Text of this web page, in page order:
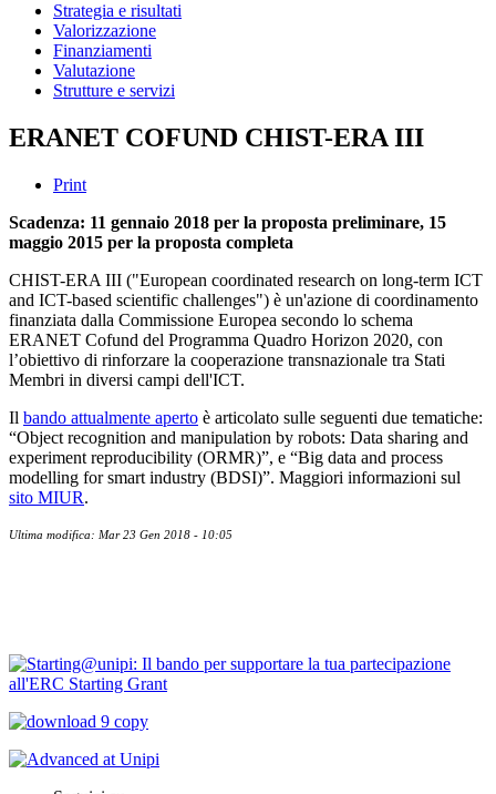
Strategia e risultati
Valorizzazione
Finanziamenti
Valutazione
Strutture e servizi
ERANET COFUND CHIST-ERA III
Print
Scadenza: 11 gennaio 2018 per la proposta preliminare, 15
maggio 2015 per la proposta completa
CHIST-ERA III ("European coordinated research on long-term ICT
and ICT-based scientific challenges") è un'azione di coordinamento
finanziata dalla Commissione Europea secondo lo schema
ERANET Cofund del Programma Quadro Horizon 2020, con
l’obiettivo di rinforzare la cooperazione transnazionale tra Stati
Membri in diversi campi dell'ICT.
Il bando attualmente aperto è articolato sulle seguenti due tematiche:
“Object recognition and manipulation by robots: Data sharing and
experiment reproducibility (ORMR)”, e “Big data and process
modelling for smart industry (BDSI)”. Maggiori informazioni sul
sito MIUR.
Ultima modifica: Mar 23 Gen 2018 - 10:05